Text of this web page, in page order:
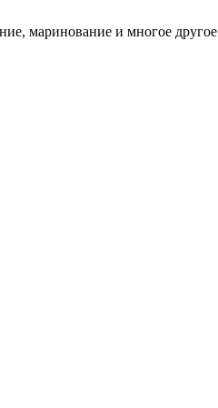
маринование и многое другое